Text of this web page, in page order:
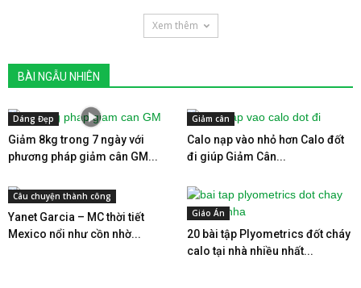
Xem thêm
BÀI NGẪU NHIÊN
Dáng Đẹp
Giảm 8kg trong 7 ngày với
phương pháp giảm cân GM...
Giảm cân
Calo nạp vào nhỏ hơn Calo đốt
đi giúp Giảm Cân...
Câu chuyện thành công
Yanet Garcia – MC thời tiết
Mexico nổi như cồn nhờ...
Giáo Án
20 bài tập Plyometrics đốt cháy
calo tại nhà nhiều nhất...